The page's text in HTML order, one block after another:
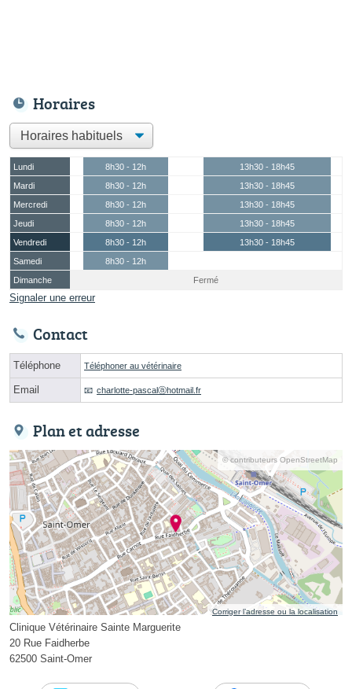
Horaires
Lundi 8h30 - 12h
13h30 - 18h45
Mardi
8h30 - 12h
13h30 - 18h45
Mercredi
8h30 - 12h
13h30 - 18h45
Jeudi
8h30 - 12h
13h30 - 18h45
Vendredi
8h30 - 12h
13h30 - 18h45
Samedi
8h30 - 12h
Dimanche
Fermé
Signaler une erreur
Contact
Téléphone Téléphoner au vétérinaire
Email charlotte-pascalⓐhotmail.fr
Plan et adresse
© contributeurs OpenStreetMap
Corriger l’adresse ou la localisation
Clinique Vétérinaire Sainte Marguerite
20 Rue Faidherbe
62500 Saint-Omer